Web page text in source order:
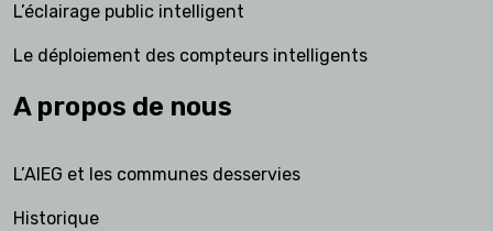
L’éclairage public intelligent
Le déploiement des compteurs intelligents
A propos de nous
L’AIEG et les communes desservies
Historique